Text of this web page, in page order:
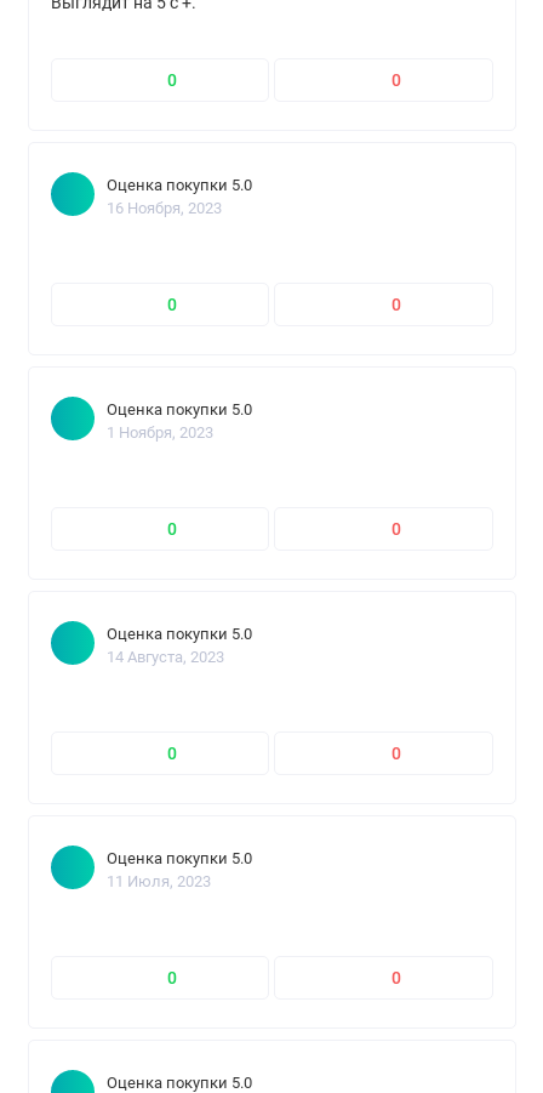
0 0
Оценка покупки 5.0
16 Ноября, 2023
0 0
Оценка покупки 5.0
1 Ноября, 2023
0 0
Оценка покупки 5.0
14 Августа, 2023
0 0
Оценка покупки 5.0
11 Июля, 2023
0 0
Оценка покупки 5.0